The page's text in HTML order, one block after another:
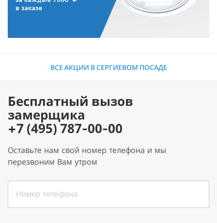
в заказе
ВСЕ АКЦИИ В СЕРГИЕВОМ ПОСАДЕ
Бесплатный вызов
замерщика
+7 (495) 787-00-00
Оставьте нам свой номер телефона и мы
перезвоним Вам утром